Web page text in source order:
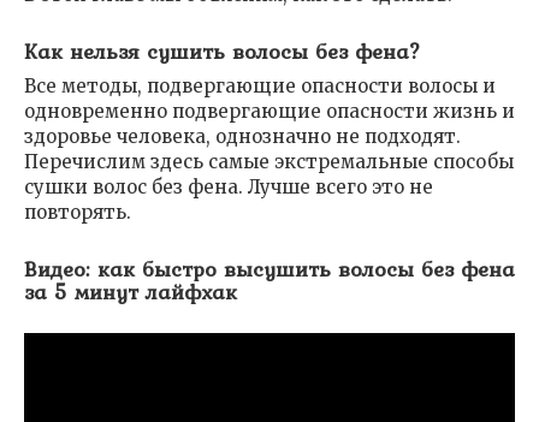
Как нельзя сушить волосы без фена?
Все методы, подвергающие опасности волосы и
одновременно подвергающие опасности жизнь и
здоровье человека, однозначно не подходят.
Перечислим здесь самые экстремальные способы
сушки волос без фена. Лучше всего это не
повторять.
Видео: как быстро высушить волосы без фена
за 5 минут лайфхак